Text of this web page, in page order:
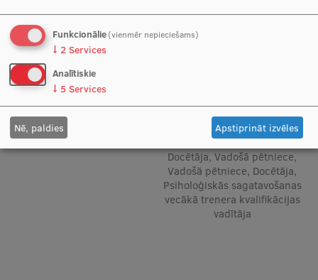
Starptautiskā sadarbība
Mobilitātes programmas
Starptautiskie projekti
Starptautiskie sadarbības partneri
EURAXESS RSU kontaktpunkts
EATRIS koordinators Latvijā
Prof. PhD Baiba Rozentāle
Docētāja, Pētnieks
Žermēna Vazne
Docētāja, Vadošā pētniece,
Vadošā pētniece, Docētāja,
Psiholoģiskās sagatavošanas
vecākā trenera kvalifikācijas
vadītāja
Funkcionālie(vienmēr nepieciešams)
↓ 2 Services
Analītiskie
↓ 5 Services
Nē, paldies Apstiprināt izvēles